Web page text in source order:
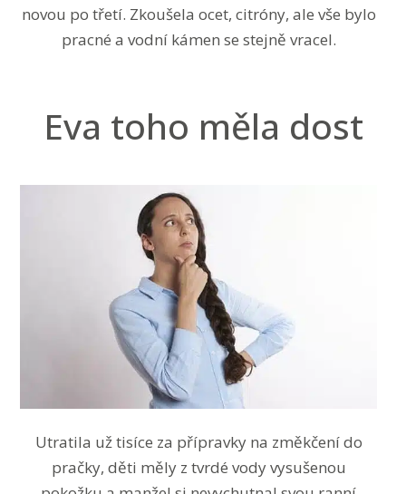
novou po třetí. Zkoušela ocet, citróny, ale vše bylo
pracné a vodní kámen se stejně vracel.
Eva toho měla dost
Utratila už tisíce za přípravky na změkčení do
pračky, děti měly z tvrdé vody vysušenou